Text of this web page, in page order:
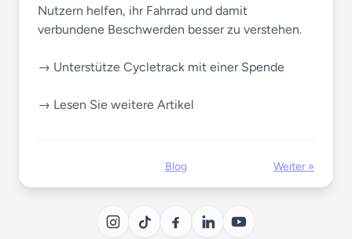
Nutzern helfen, ihr Fahrrad und damit
verbundene Beschwerden besser zu verstehen.
→ Unterstütze Cycletrack mit einer Spende
→ Lesen Sie weitere Artikel
Blog Weiter »